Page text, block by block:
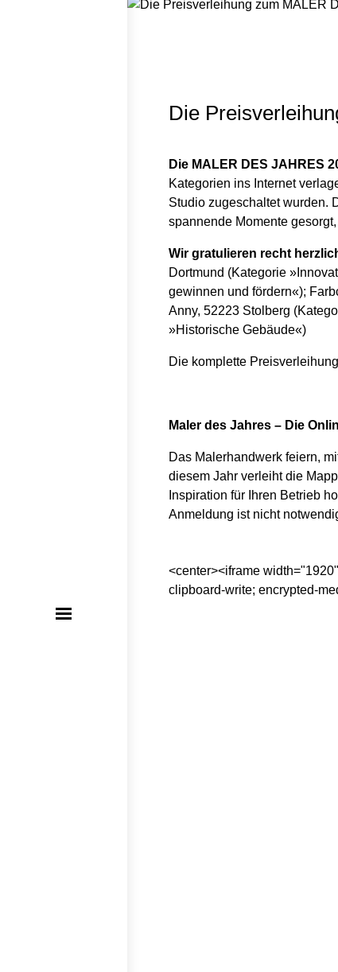
Die
Die MALER DES JAHRES
Kategorien ins Internet
Studio zugeschaltet wurden.
spannende Momente
Wir gratulieren recht
Dortmund (Kategorie
gewinnen und fördern«);
Anny, 52223 Stolberg
»Historische Gebäude«)
Die komplette
Maler des Jahres – Die
Das Malerhandwerk feiern,
diesem Jahr verleiht die
Inspiration für Ihren Betrieb
Anmeldung ist nicht
<center><iframe
clipboard-write; encrypted-